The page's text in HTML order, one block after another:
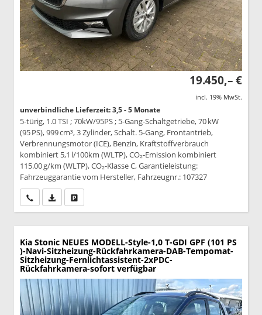
19.450,– €
incl. 19% MwSt.
unverbindliche Lieferzeit: 3,5 - 5 Monate
5-türig, 1.0 TSI ; 70kW/95PS ; 5-Gang-Schaltgetriebe, 70 kW
(95 PS), 999 cm³, 3 Zylinder, Schalt. 5-Gang, Frontantrieb,
Verbrennungsmotor (ICE), Benzin, Kraftstoffverbrauch
kombiniert 5,1 l/100km (WLTP), CO₂-Emission kombiniert
115.00 g/km (WLTP), CO₂-Klasse C, Garantieleistung:
Fahrzeuggarantie vom Hersteller, Fahrzeugnr.: 107327
Wir rufen Sie anPDF-Datei, Fahrzeugexposé drucken
Kia Stonic NEUES MODELL-Style-1,0 T-GDI GPF (101 PS
)-Navi-Sitzheizung-Rückfahrkamera-DAB-Tempomat-
Sitzheizung-Fernlichtassistent-2xPDC-
Rückfahrkamera-sofort verfügbar